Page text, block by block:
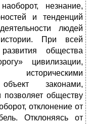
незнание,
и тенденций
людей
При всей
общества
цивилизации,
законами,
позволяет обществу
отклонение от
Отклоняясь от